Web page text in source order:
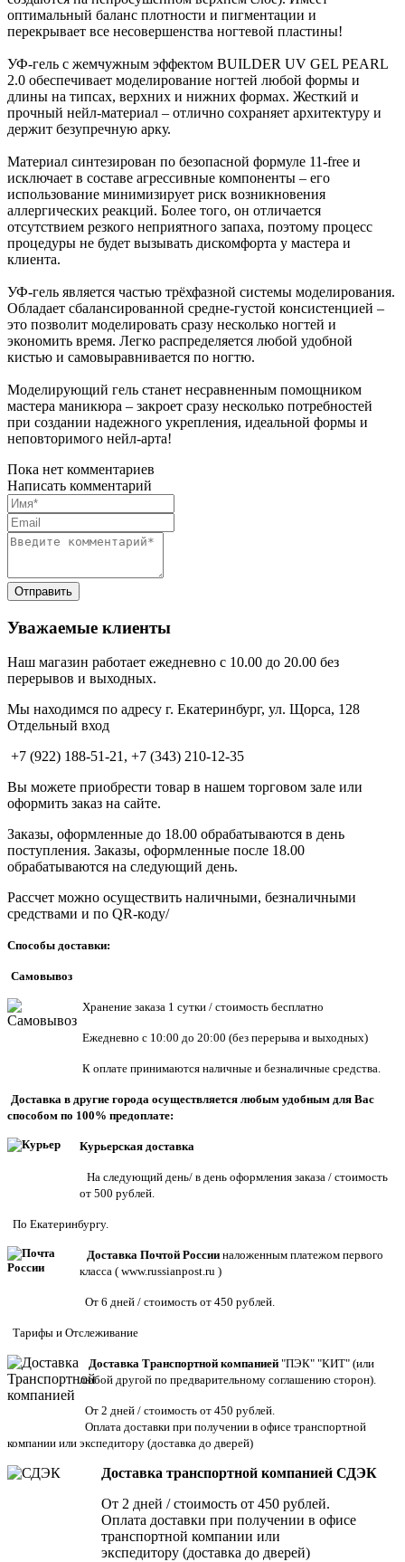
оптимальный баланс плотности и пигментации и
перекрывает все несовершенства ногтевой пластины!
УФ-гель c жемчужным эффектом BUILDER UV GEL PEARL
2.0 обеспечивает моделирование ногтей любой формы и
длины на типсах, верхних и нижних формах. Жесткий и
прочный нейл-материал – отлично сохраняет архитектуру и
держит безупречную арку.
Материал синтезирован по безопасной формуле 11-free и
исключает в составе агрессивные компоненты – его
использование минимизирует риск возникновения
аллергических реакций. Более того, он отличается
отсутствием резкого неприятного запаха, поэтому процесс
процедуры не будет вызывать дискомфорта у мастера и
клиента.
УФ-гель является частью трёхфазной системы моделирования.
Обладает сбалансированной средне-густой консистенцией –
это позволит моделировать сразу несколько ногтей и
экономить время. Легко распределяется любой удобной
кистью и самовыравнивается по ногтю.
Моделирующий гель станет несравненным помощником
мастера маникюра – закроет сразу несколько потребностей
при создании надежного укрепления, идеальной формы и
неповторимого нейл-арта!
Пока нет комментариев
Написать комментарий
Уважаемые клиенты
Наш магазин работает ежедневно с 10.00 до 20.00 без
перерывов и выходных.
Мы находимся по адресу г. Екатеринбург, ул. Щорса, 128
Отдельный вход
+7 (922) 188-51-21, +7 (343) 210-12-35
Вы можете приобрести товар в нашем торговом зале или
оформить заказ на сайте.
Заказы, оформленные до 18.00 обрабатываются в день
поступления. Заказы, оформленные после 18.00
обрабатываются на следующий день.
Рассчет можно осуществить наличными, безналичными
средствами и по QR-коду/
Способы доставки:
Самовывоз
Хранение заказа 1 сутки / стоимость бесплатно
Ежедневно с 10:00 до 20:00 (без перерыва и выходных)
К оплате принимаются наличные и безналичные средства.
Доставка в другие города осуществляется любым удобным для Вас
способом по 100% предоплате:
Курьерская доставка
На следующий день/ в день оформления заказа / стоимость
от 500 рублей.
По Екатеринбургу.
Доставка Почтой России наложенным платежом первого
класса ( www.russianpost.ru )
От 6 дней / стоимость от 450 рублей.
Тарифы и Отслеживание
Доставка Транспортной компанией "ПЭК" "КИТ" (или
любой другой по предварительному соглашению сторон).
От 2 дней / стоимость от 450 рублей.
Оплата доставки при получении в офисе транспортной
компании или экспедитору (доставка до дверей)
Доставка транспортной компанией СДЭК
От 2 дней / стоимость от 450 рублей.
Оплата доставки при получении в офисе
транспортной компании или
экспедитору (доставка до дверей)